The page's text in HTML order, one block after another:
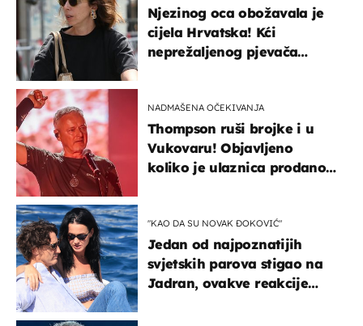
Njezinog oca obožavala je
cijela Hrvatska! Kći
neprežaljenog pjevača
NADMAŠENA OČEKIVANJA
Thompson ruši brojke i u
Vukovaru! Objavljeno
koliko je ulaznica prodano
"KAO DA SU NOVAK ĐOKOVIĆ"
Jedan od najpoznatijih
svjetskih parova stigao na
Jadran, ovakve reakcije